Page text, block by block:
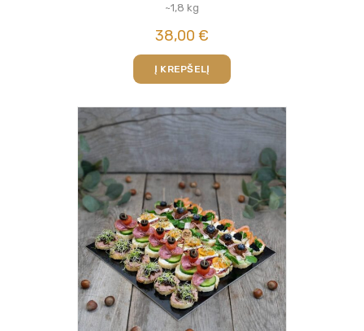
~1,8 kg
38,00 €
Į KREPŠELĮ